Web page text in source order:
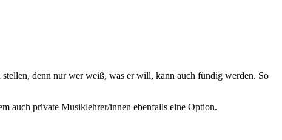
stellen, denn nur wer weiß, was er will, kann auch fündig werden. So
auch private Musiklehrer/innen ebenfalls eine Option.